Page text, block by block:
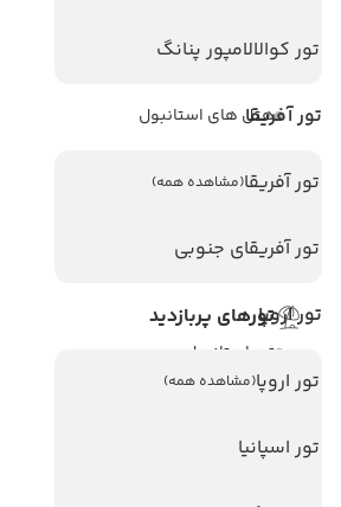
تور کوالالامپور پنانگ
تور آفریقا
تور آفریقا(مشاهده همه)
تور آفریقای جنوبی
تور اروپا
تور اروپا(مشاهده همه)
تور اسپانیا
هتل های پر بازدید
هتل های استانبول
هتل های اندونزی
هتل های سریلانکا
تورهای پربازدید
تور استانبول
تور آنتالیا
تور پوکت